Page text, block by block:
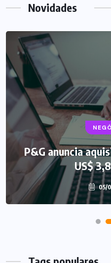
Novidades
P&G anuncia
US$
05/
NEGÓCIOS
Indústria do trigo
custos e
06/